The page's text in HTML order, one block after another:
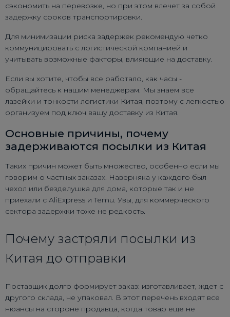
сэкономить на перевозке, но при этом влечет за собой
задержку сроков транспортировки.
Для минимизации риска задержек рекомендую четко
коммуницировать с логистической компанией и
учитывать возможные факторы, влияющие на доставку.
Если вы хотите, чтобы все работало, как часы -
обращайтесь к нашим менеджерам. Мы знаем все
лазейки и тонкости логистики Китая, поэтому с легкостью
организуем под ключ вашу доставку из Китая.
Основные причины, почему
задерживаются посылки из Китая
Таких причин может быть множество, особенно если мы
говорим о частных заказах. Наверняка у каждого был
чехол или безделушка для дома, которые так и не
приехали с AliExpress и Temu. Увы, для коммерческого
сектора задержки тоже не редкость.
Почему застряли посылки из
Китая до отправки
Поставщик долго формирует заказ: изготавливает, ждет с
другого склада, не упаковал. В этот перечень входят все
нюансы на стороне продавца, когда товар еще не